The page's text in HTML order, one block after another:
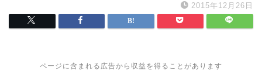
2015年12月26日
ページに含まれる広告から収益を得ることがあります